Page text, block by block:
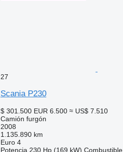
27
Scania P230
$ 301.500 EUR 6.500 ≈ US$ 7.510
Camión furgón
2008
1.135.890 km
Euro 4
Potencia 230 Hp (169 kW) Combustible